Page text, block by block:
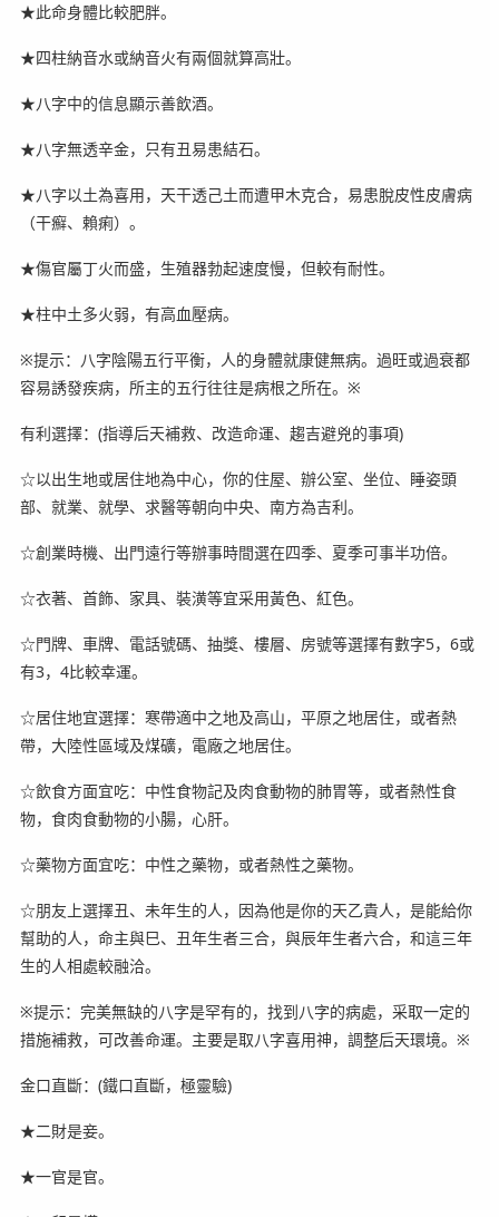
★此命身體比較肥胖。
★四柱納音水或納音火有兩個就算高壯。
★八字中的信息顯示善飲酒。
★八字無透辛金，只有丑易患結石。
★八字以土為喜用，天干透己土而遭甲木克合，易患脫皮性皮膚病
（干癬、賴痢）。
★傷官屬丁火而盛，生殖器勃起速度慢，但較有耐性。
★柱中土多火弱，有高血壓病。
※提示：八字陰陽五行平衡，人的身體就康健無病。過旺或過衰都
容易誘發疾病，所主的五行往往是病根之所在。※
有利選擇：(指導后天補救、改造命運、趨吉避兇的事項)
☆以出生地或居住地為中心，你的住屋、辦公室、坐位、睡姿頭
部、就業、就學、求醫等朝向中央、南方為吉利。
☆創業時機、出門遠行等辦事時間選在四季、夏季可事半功倍。
☆衣著、首飾、家具、裝潢等宜采用黃色、紅色。
☆門牌、車牌、電話號碼、抽獎、樓層、房號等選擇有數字5，6或
有3，4比較幸運。
☆居住地宜選擇：寒帶適中之地及高山，平原之地居住，或者熱
帶，大陸性區域及煤礦，電廠之地居住。
☆飲食方面宜吃：中性食物記及肉食動物的肺胃等，或者熱性食
物，食肉食動物的小腸，心肝。
☆藥物方面宜吃：中性之藥物，或者熱性之藥物。
☆朋友上選擇丑、未年生的人，因為他是你的天乙貴人，是能給你
幫助的人，命主與巳、丑年生者三合，與辰年生者六合，和這三年
生的人相處較融洽。
※提示：完美無缺的八字是罕有的，找到八字的病處，采取一定的
措施補救，可改善命運。主要是取八字喜用神，調整后天環境。※
金口直斷：(鐵口直斷，極靈驗)
★二財是妾。
★一官是官。